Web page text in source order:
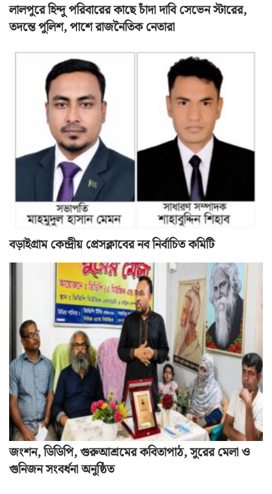
লালপুরে হিন্দু পরিবারের কাছে চাঁদা দাবি সেভেন স্টারের,
তদন্তে পুলিশ, পাশে রাজনৈতিক নেতারা
বড়াইগ্রাম কেন্দ্রীয় প্রেসক্লাবের নব নির্বাচিত কমিটি
জংশন, ডিডিপি, গুরুআশ্রমের কবিতাপাঠ, সুরের মেলা ও
গুনিজন সংবর্ধনা অনুষ্ঠিত